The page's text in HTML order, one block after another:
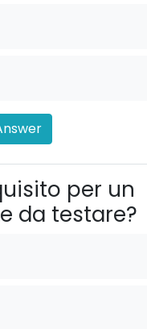
per un
da testare?